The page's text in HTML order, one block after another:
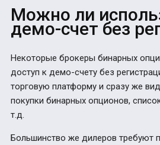
Можно ли
демо-счет без
Некоторые брокеры бинарных
доступ к демо-счету без
торговую платформу и сразу же
покупки бинарных опционов,
т.д.
Большинство же дилеров требуют